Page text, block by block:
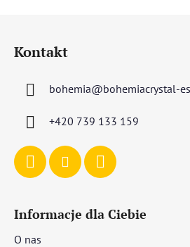
Kontakt
bohemia@bohemiacrystal-
+420 739 133 159
Informacje dla Ciebie
O nas